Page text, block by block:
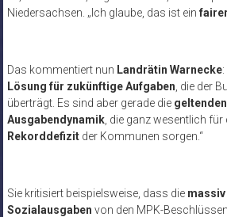
Niedersachsen. „Ich glaube, das ist ein
Das kommentiert nun Landrätin Warnecke:
Lösung für zukünftige Aufgaben , die der
überträgt. Es sind aber gerade die
Ausgabendynamik, die ganz wesentlich für
Rekorddefizitder Kommunen sorgen.“
Sie kritisiert beispielsweise, dass die
Sozialausgaben von den MPK-Beschlüssen